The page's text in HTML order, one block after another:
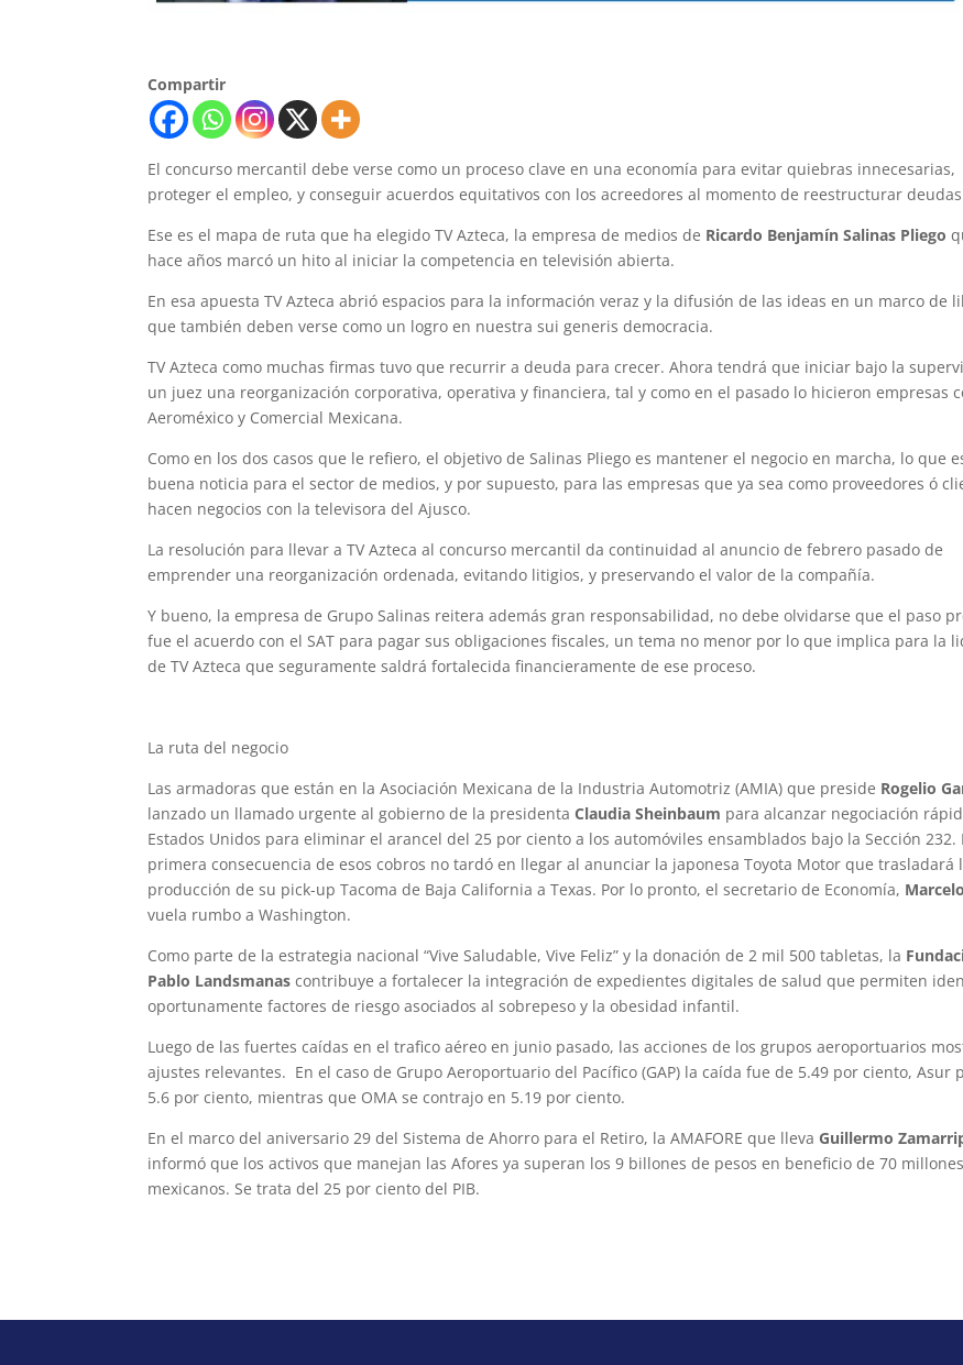
Compartir
El concurso mercantil debe verse como un proceso clave en una economía para evitar quiebras innecesarias,
proteger el empleo, y conseguir acuerdos equitativos con los acreedores al momento de reestructurar
Ese es el mapa de ruta que ha elegido TV Azteca, la empresa de medios de Ricardo Benjamín Salinas Pliego
hace años marcó un hito al iniciar la competencia en televisión abierta.
En esa apuesta TV Azteca abrió espacios para la información veraz y la difusión de las ideas en un marco de
que también deben verse como un logro en nuestra sui generis democracia.
TV Azteca como muchas firmas tuvo que recurrir a deuda para crecer. Ahora tendrá que iniciar bajo la
un juez una reorganización corporativa, operativa y financiera, tal y como en el pasado lo hicieron empresas
Aeroméxico y Comercial Mexicana.
Como en los dos casos que le refiero, el objetivo de Salinas Pliego es mantener el negocio en marcha, lo que
buena noticia para el sector de medios, y por supuesto, para las empresas que ya sea como proveedores ó
hacen negocios con la televisora del Ajusco.
La resolución para llevar a TV Azteca al concurso mercantil da continuidad al anuncio de febrero pasado de
emprender una reorganización ordenada, evitando litigios, y preservando el valor de la compañía.
Y bueno, la empresa de Grupo Salinas reitera además gran responsabilidad, no debe olvidarse que el paso
fue el acuerdo con el SAT para pagar sus obligaciones fiscales, un tema no menor por lo que implica para la
de TV Azteca que seguramente saldrá fortalecida financieramente de ese proceso.
La ruta del negocio
Las armadoras que están en la Asociación Mexicana de la Industria Automotriz (AMIA) que preside Rogelio
lanzado un llamado urgente al gobierno de la presidentaClaudia Sheinbaum para alcanzar negociación
Estados Unidos para eliminar el arancel del 25 por ciento a los automóviles ensamblados bajo la Sección 232.
primera consecuencia de esos cobros no tardó en llegar al anunciar la japonesa Toyota Motor que trasladará
producción de su pick-up Tacoma de Baja California a Texas. Por lo pronto, el secretario de Economía,
vuela rumbo a Washington.
Como parte de la estrategia nacional “Vive Saludable, Vive Feliz” y la donación de 2 mil 500 tabletas, la
Pablo Landsmanas contribuye a fortalecer la integración de expedientes digitales de salud que permiten
oportunamente factores de riesgo asociados al sobrepeso y la obesidad infantil.
Luego de las fuertes caídas en el trafico aéreo en junio pasado, las acciones de los grupos aeroportuarios
ajustes relevantes. En el caso de Grupo Aeroportuario del Pacífico (GAP) la caída fue de 5.49 por ciento, Asur
5.6 por ciento, mientras que OMA se contrajo en 5.19 por ciento.
En el marco del aniversario 29 del Sistema de Ahorro para el Retiro, la AMAFORE que lleva Guillermo
informó que los activos que manejan las Afores ya superan los 9 billones de pesos en beneficio de 70
mexicanos. Se trata del 25 por ciento del PIB.